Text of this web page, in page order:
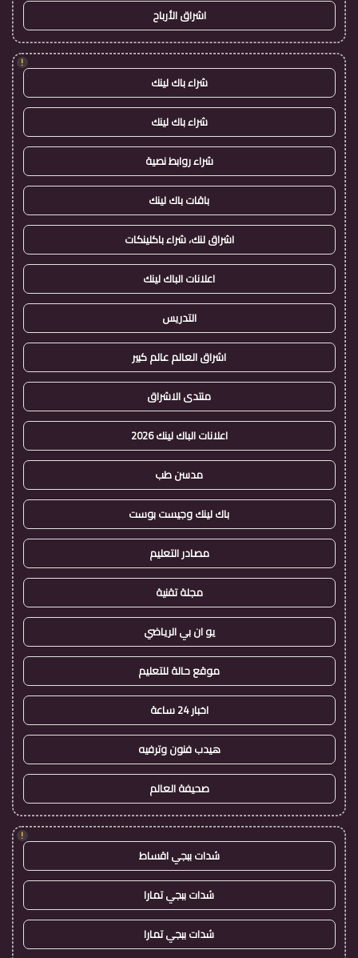
اشراق الأرباح
!
شراء باك لينك
شراء باك لينك
شراء روابط نصية
باقات باك لينك
اشراق لنك، شراء باكلينكات
اعلانات الباك لينك
التدريس
اشراق العالم عالم كبير
منتدى الاشراق
اعلانات الباك لينك 2026
مدسن طب
باك لينك وجيست بوست
مصادر التعليم
مجلة تقنية
يو ان بي الرياضي
موقع حالة للتعليم
اخبار 24 ساعة
هيدب فنون وترفيه
صحيفة العالم
!
شدات ببجي اقساط
شدات ببجي تمارا
شدات ببجي تمارا